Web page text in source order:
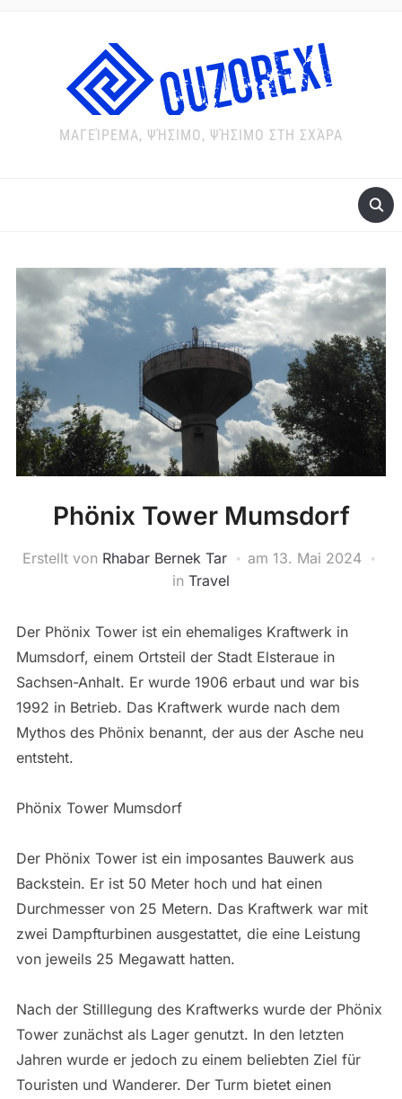
ΜΑΓΕΊΡΕΜΑ, ΨΉΣΙΜΟ, ΨΉΣΙΜΟ ΣΤΗ ΣΧΆΡΑ
Phönix Tower Mumsdorf
Erstellt von Rhabar Bernek Tar am 13. Mai 2024
in Travel
Der Phönix Tower ist ein ehemaliges Kraftwerk in
Mumsdorf, einem Ortsteil der Stadt Elsteraue in
Sachsen-Anhalt. Er wurde 1906 erbaut und war bis
1992 in Betrieb. Das Kraftwerk wurde nach dem
Mythos des Phönix benannt, der aus der Asche neu
entsteht.
Phönix Tower Mumsdorf
Der Phönix Tower ist ein imposantes Bauwerk aus
Backstein. Er ist 50 Meter hoch und hat einen
Durchmesser von 25 Metern. Das Kraftwerk war mit
zwei Dampfturbinen ausgestattet, die eine Leistung
von jeweils 25 Megawatt hatten.
Nach der Stilllegung des Kraftwerks wurde der Phönix
Tower zunächst als Lager genutzt. In den letzten
Jahren wurde er jedoch zu einem beliebten Ziel für
Touristen und Wanderer. Der Turm bietet einen